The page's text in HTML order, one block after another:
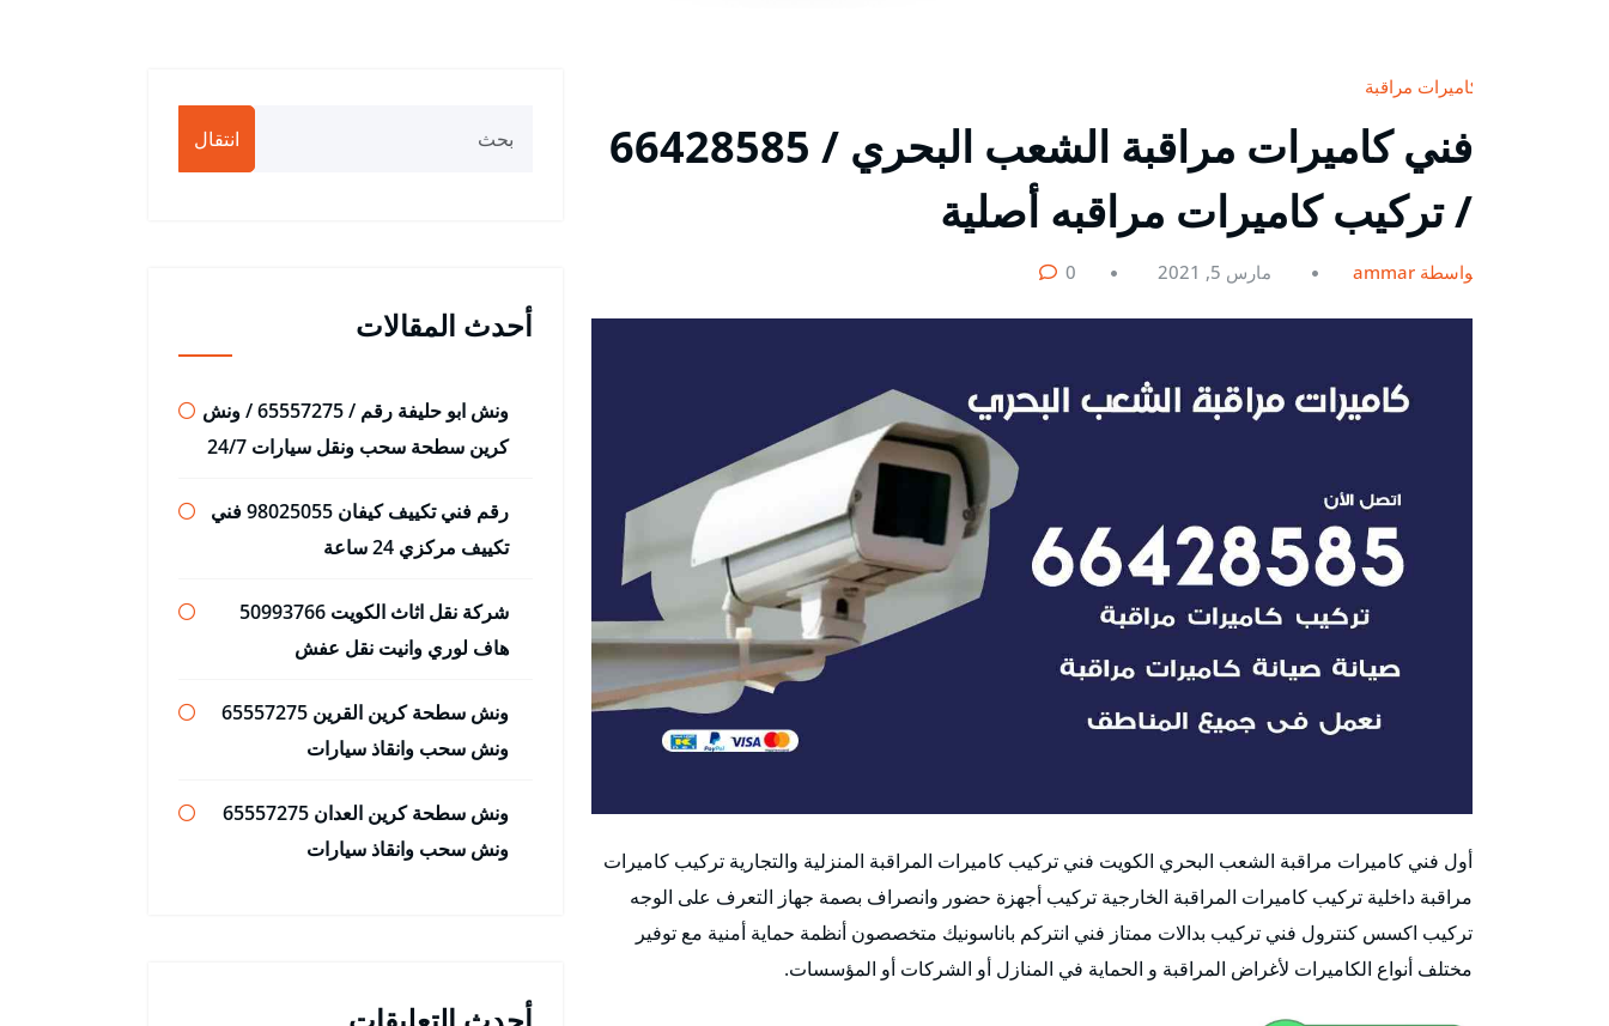
كاميرات مراقبة
فني كاميرات مراقبة الشعب البحري / 66428585
/ تركيب كاميرات مراقبه أصلية
بواسطة ammar مارس 5, 2021 0
أول فني كاميرات مراقبة الشعب البحري الكويت فني تركيب كاميرات المراقبة المنزلية والتجارية تركيب كاميرات
مراقبة داخلية تركيب كاميرات المراقبة الخارجية تركيب أجهزة حضور وانصراف بصمة جهاز التعرف على الوجه
تركيب اكسس كنترول فني تركيب بدالات ممتاز فني انتركم باناسونيك متخصصون أنظمة حماية أمنية مع توفير
مختلف أنواع الكاميرات لأغراض المراقبة و الحماية في المنازل أو الشركات أو المؤسسات.
انتقال
أحدث المقالات
ونش ابو حليفة رقم / 65557275 / ونش
كرين سطحة سحب ونقل سيارات 24/7
رقم فني تكييف كيفان 98025055 فني
تكييف مركزي 24 ساعة
شركة نقل اثاث الكويت 50993766
هاف لوري وانيت نقل عفش
ونش سطحة كرين القرين 65557275
ونش سحب وانقاذ سيارات
ونش سطحة كرين العدان 65557275
ونش سحب وانقاذ سيارات